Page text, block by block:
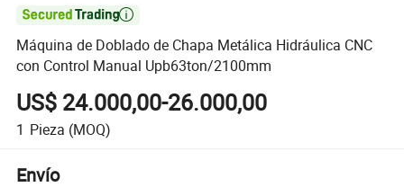

Máquina de Doblado de Chapa Metálica Hidráulica CNC
con Control Manual Upb63ton/2100mm
US$ 24.000,00-26.000,00
1 Pieza (MOQ)
Envío